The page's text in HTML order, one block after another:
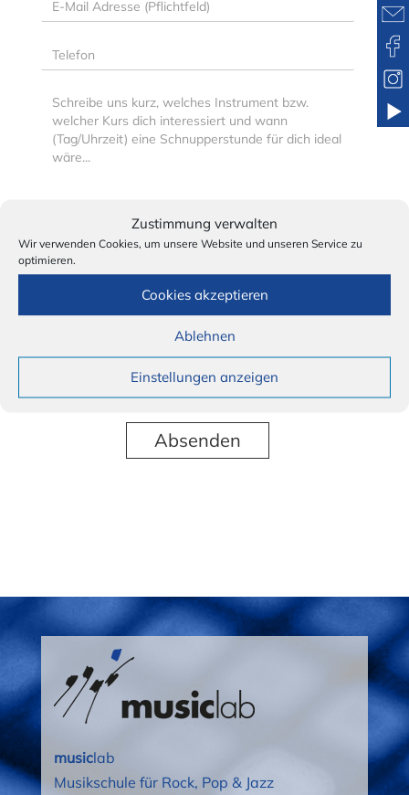
Zustimmung verwalten
Wir verwenden Cookies, um unsere Website und unseren Service zu
optimieren.
Cookies akzeptieren
Ablehnen
Einstellungen anzeigen
Mail
(Pflichtfeld)
Telefon
Nachricht
Ich erkläre mich mit der Verwendung und
Speicherung meiner Daten einverstanden.
Ihre Daten werden zur Bearbeitung Ihres Anliegens
verwendet und gespeichert. Weitere Informationen
finden Sie in derDatenschutzerklärung.
musiclab
Musikschule für Rock, Pop & Jazz